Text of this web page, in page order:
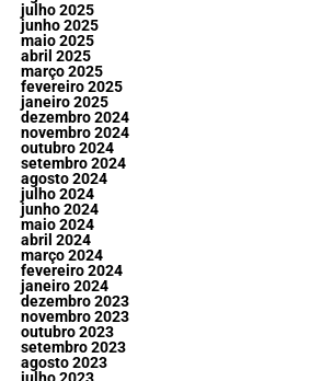
julho 2025
junho 2025
maio 2025
abril 2025
março 2025
fevereiro 2025
janeiro 2025
dezembro 2024
novembro 2024
outubro 2024
setembro 2024
agosto 2024
julho 2024
junho 2024
maio 2024
abril 2024
março 2024
fevereiro 2024
janeiro 2024
dezembro 2023
novembro 2023
outubro 2023
setembro 2023
agosto 2023